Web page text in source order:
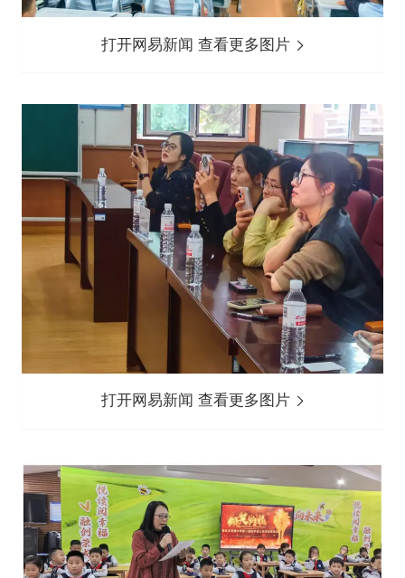
打开网易新闻 查看更多图片
打开网易新闻 查看更多图片